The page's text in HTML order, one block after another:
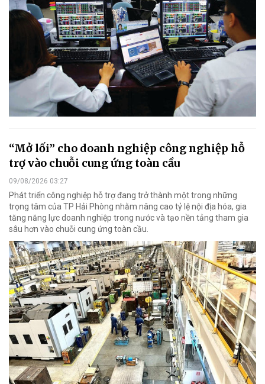
“Mở lối” cho doanh nghiệp công nghiệp hỗ
trợ vào chuỗi cung ứng toàn cầu
09/08/2026 03:27
Phát triển công nghiệp hỗ trợ đang trở thành một trong những
trọng tâm của TP Hải Phòng nhằm nâng cao tỷ lệ nội địa hóa, gia
tăng năng lực doanh nghiệp trong nước và tạo nền tảng tham gia
sâu hơn vào chuỗi cung ứng toàn cầu.